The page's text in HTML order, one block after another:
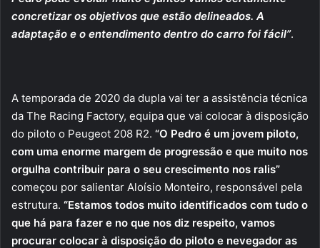
concretizar os objetivos que estão delineados. A
adaptação e o entendimento dentro do carro foi fácil”.
A temporada de 2020 da dupla vai ter a assistência técnica
da The Racing Factory, equipa que vai colocar à disposição
do piloto o Peugeot 208 R2. “O Pedro é um jovem piloto,
com uma enorme margem de progressão e que muito nos
orgulha contribuir para o seu crescimento nos ralis”
começou por salientar Aloísio Monteiro, responsável pela
estrutura. “Estamos todos muito identificados com tudo o
que há para fazer e no que nos diz respeito, vamos
procurar colocar à disposição do piloto e nevegador as